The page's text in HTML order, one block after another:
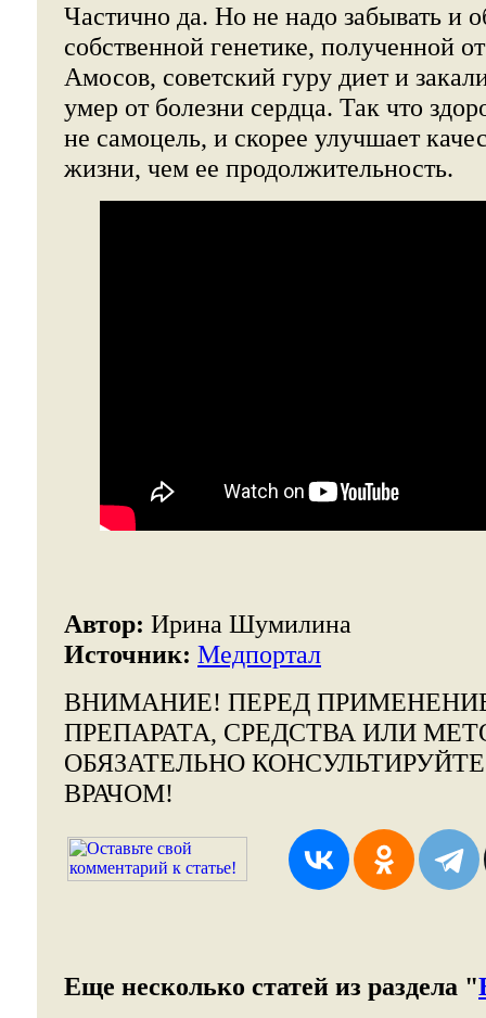
Частично да. Но не надо забывать и
собственной генетике, полученной
Амосов, советский гуру диет и
умер от болезни сердца. Так что
не самоцель, и скорее улучшает
жизни, чем ее продолжительность.
Автор: Ирина Шумилина
Источник: Медпортал
ВНИМАНИЕ! ПЕРЕД
ПРЕПАРАТА, СРЕДСТВА ИЛИ
ОБЯЗАТЕЛЬНО
ВРАЧОМ!
Еще несколько статей из раздела "